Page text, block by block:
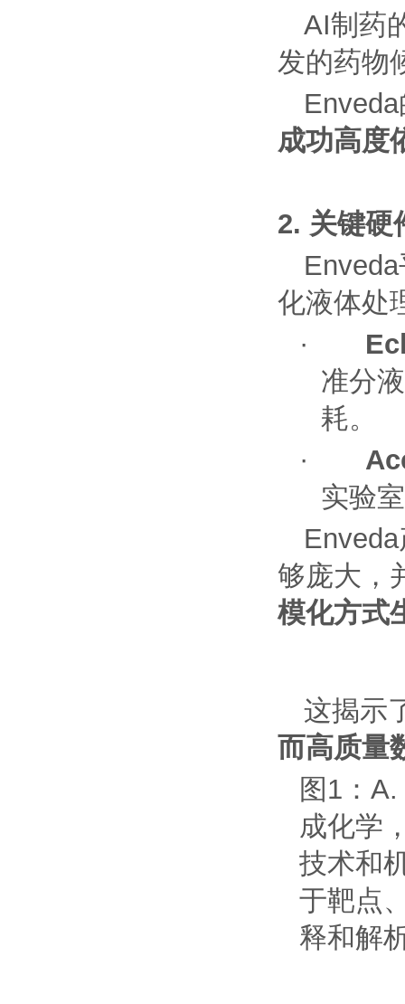
AI制药
发的药物
Enveda
成功高度
2. 关键硬
Enveda
化液体处
·
准分
耗。
·
实验
Enveda
够庞大，
模化方式
这揭示
而高质量
图 1 ： A.
成化学
技术和
于靶点
释和解